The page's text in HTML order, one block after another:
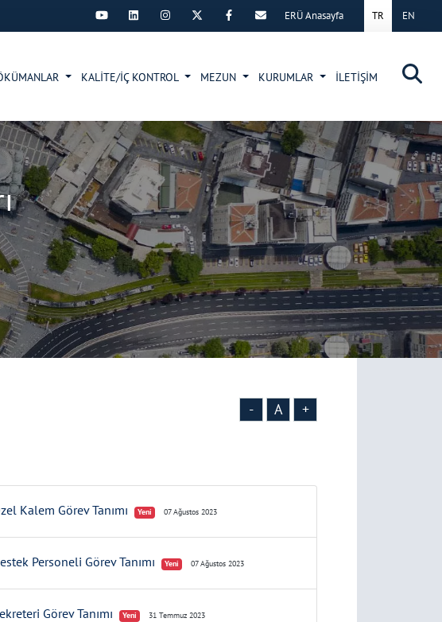
×
TR EN
ERÜ Anasayfa
KALİTE/İÇ KONTROL MEZUN KURUMLAR İLETİŞİM
- A +
Kalem Görev Tanımı Yeni 07 Ağustos 2023
Personeli Görev Tanımı Yeni 07 Ağustos 2023
Görev Tanımı Yeni 31 Temmuz 2023